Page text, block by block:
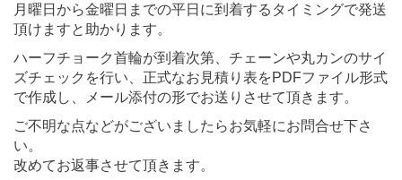
月曜日から金曜日までの平日に到着するタイミングで発送
頂けますと助かります。
ハーフチョーク首輪が到着次第、チェーンや丸カンのサイ
ズチェックを行い、正式なお見積り表をPDFファイル形式
で作成し、メール添付の形でお送りさせて頂きます。
ご不明な点などがございましたらお気軽にお問合せ下さ
い。
改めてお返事させて頂きます。